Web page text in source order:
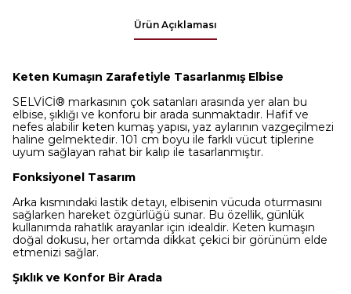
Ürün Açıklaması
Keten Kumaşın Zarafetiyle Tasarlanmış Elbise
SELVİCİ® markasının çok satanları arasında yer alan bu
elbise, şıklığı ve konforu bir arada sunmaktadır. Hafif ve
nefes alabilir keten kumaş yapısı, yaz aylarının vazgeçilmezi
haline gelmektedir. 101 cm boyu ile farklı vücut tiplerine
uyum sağlayan rahat bir kalıp ile tasarlanmıştır.
Fonksiyonel Tasarım
Arka kısmındaki lastik detayı, elbisenin vücuda oturmasını
sağlarken hareket özgürlüğü sunar. Bu özellik, günlük
kullanımda rahatlık arayanlar için idealdir. Keten kumaşın
doğal dokusu, her ortamda dikkat çekici bir görünüm elde
etmenizi sağlar.
Şıklık ve Konfor Bir Arada